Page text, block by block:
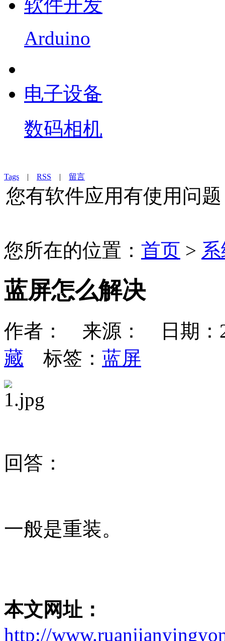
软件开发
Arduino
电子设备
数码相机
Tags | RSS | 留言
您有软件应用有使用问
您所在的位置： 首页 >
蓝屏怎么解决
作者： 来源： 日期
藏 标签： 蓝屏
回答：
一般是重装。
本文网址：
http://